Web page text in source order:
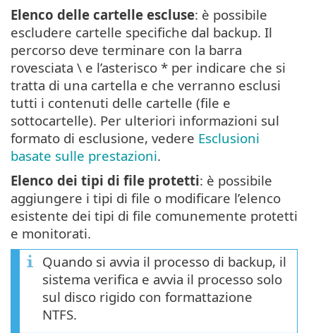
Elenco delle cartelle escluse: è possibile
escludere cartelle specifiche dal backup. Il
percorso deve terminare con la barra
rovesciata \ e l’asterisco * per indicare che si
tratta di una cartella e che verranno esclusi
tutti i contenuti delle cartelle (file e
sottocartelle). Per ulteriori informazioni sul
formato di esclusione, vedere Esclusioni
basate sulle prestazioni.
Elenco dei tipi di file protetti: è possibile
aggiungere i tipi di file o modificare l’elenco
esistente dei tipi di file comunemente protetti
e monitorati.
Quando si avvia il processo di backup, il
sistema verifica e avvia il processo solo
sul disco rigido con formattazione
NTFS.